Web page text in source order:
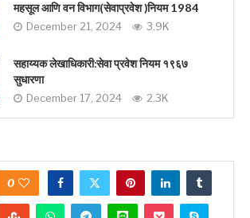
महसूल आणि वन विभाग(सेवाप्रवेश )नियम 1984
December 21, 2024 3.9K
सहाय्यक लेखाधिकारी:सेवा प्रवेश नियम १९६७
सुधारणा
December 17, 2024 2.3K
0